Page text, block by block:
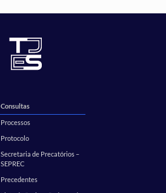
Consultas
Processos
Protocolo
Secretaria de Precatórios –
SEPREC
Precedentes